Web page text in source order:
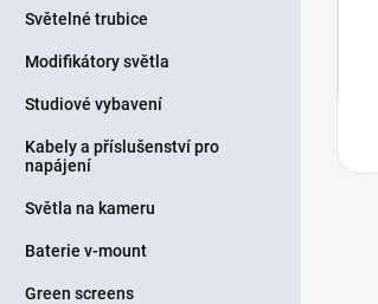
Světelné trubice
Modifikátory světla
Studiové vybavení
Kabely a příslušenství pro
napájení
Světla na kameru
Baterie v-mount
Green screens